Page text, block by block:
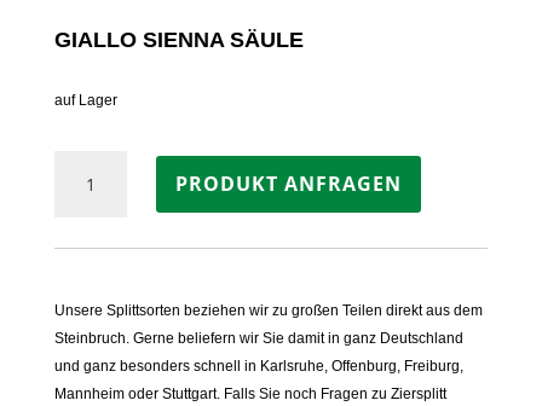
GIALLO SIENNA SÄULE
auf Lager
Sienna
Menge
PRODUKT ANFRAGEN
Unsere Splittsorten beziehen wir zu großen Teilen direkt aus dem
Steinbruch. Gerne beliefern wir Sie damit in ganz Deutschland
und ganz besonders schnell in Karlsruhe, Offenburg, Freiburg,
Mannheim oder Stuttgart. Falls Sie noch Fragen zu Ziersplitt